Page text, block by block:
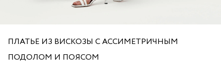
ПЛАТЬЕ ИЗ ВИСКОЗЫ С АССИМЕТРИЧНЫМ
ПОДОЛОМ И ПОЯСОМ